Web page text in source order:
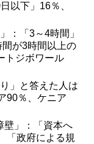
以下」16％、
：「3～4時間」
が3時間以上の
トジボワール
」と答えた人は
90％、ケニア
壁」：「資本へ
「政府による規